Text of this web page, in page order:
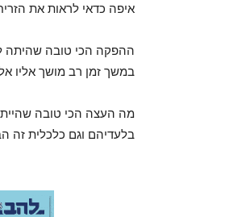
איפה כדאי לראות את
ההפקה הכי טובה שהיתה
במשך זמן רב מושך אליו
מה העצה הכי טובה שהיית
בלעדיהם וגם כלכלית זה